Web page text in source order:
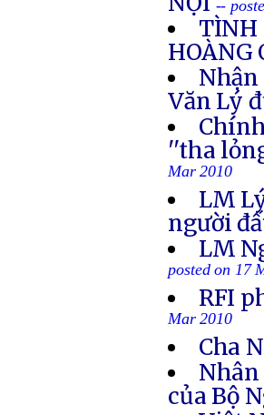
--
TÌNH
HOÀNG
Nhận
Văn Lý
''tha
Mar 2010
LM
người
LM
posted on 17
RFI
Mar 2010
Cha
của Bộ